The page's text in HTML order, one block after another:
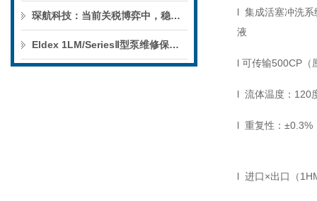
琛航科技：当前关税博弈中，稳定的货源可解您燃眉之急
Eldex 1LM/SeriesⅡ型泵维修保养服务
l 集成活塞冲洗
液
l 可传输500CP
l 流体温度： 120
l 重复性：±0.3%
l 进口×出口（